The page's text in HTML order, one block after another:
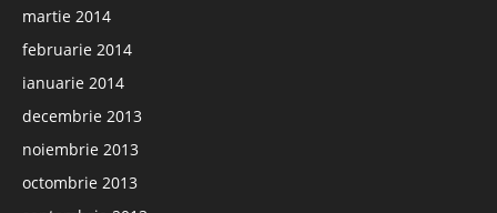
martie 2014
februarie 2014
ianuarie 2014
decembrie 2013
noiembrie 2013
octombrie 2013